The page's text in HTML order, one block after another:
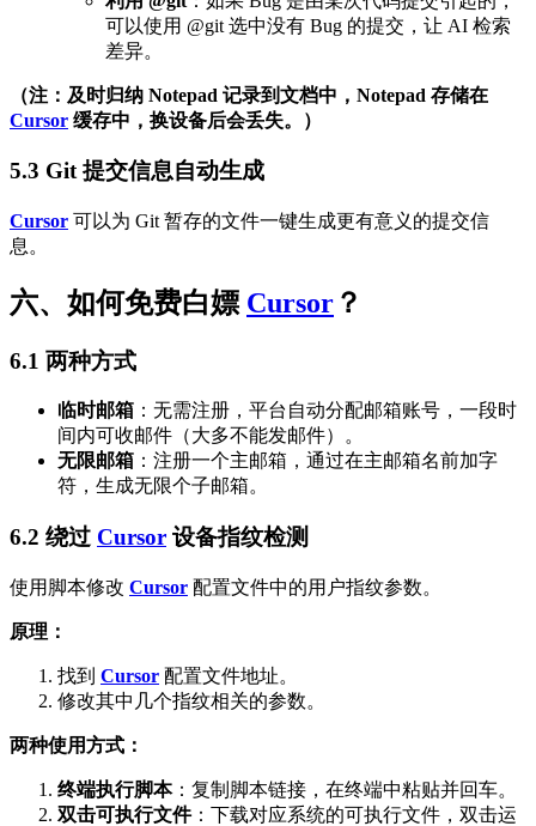
可以使用 @git 选中没有 Bug 的提交，让 AI 检索
差异。
（注：及时归纳 Notepad 记录到文档中，Notepad 存储在
Cursor 缓存中，换设备后会丢失。）
5.3 Git 提交信息自动生成
Cursor 可以为 Git 暂存的文件一键生成更有意义的提交信
息。
六、如何免费白嫖 Cursor ？
6.1 两种方式
临时邮箱 ：无需注册，平台自动分配邮箱账号，一段时
间内可收邮件（大多不能发邮件）。
无限邮箱 ：注册一个主邮箱，通过在主邮箱名前加字
符，生成无限个子邮箱。
6.2 绕过 Cursor 设备指纹检测
使用脚本修改 Cursor 配置文件中的用户指纹参数。
原理：
找到 Cursor 配置文件地址。
修改其中几个指纹相关的参数。
两种使用方式：
终端执行脚本：复制脚本链接，在终端中粘贴并回车。
双击可执行文件：下载对应系统的可执行文件，双击运